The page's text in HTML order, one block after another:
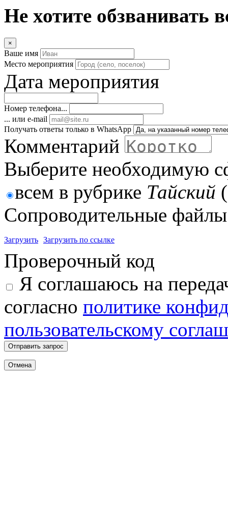
Не хотите обзванивать
×
Ваше имя
Место мероприятия
Дата мероприятия
Номер телефона...
... или e-mail
Получать ответы только в WhatsApp
Комментарий
Выберите необходимую
всем в рубрике Тайский
Сопроводительные
Загрузить Загрузить по ссылке
Проверочный код
Я соглашаюсь на
согласно политике
пользовательскому
Отправить запрос
Отмена